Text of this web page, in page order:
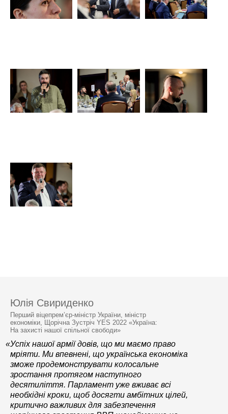
Юлія Свириденко
Перший віцепрем’єр-міністр України, міністр
економіки, Щорічна Зустріч YES 2022 «Україна:
На захисті нашої спільної свободи»
«Успіх нашої армії довів, що ми маємо право
мріяти. Ми впевнені, що українська економіка
зможе продемонструвати колосальне
зростання протягом наступного
десятиліття. Парламент уже вживає всі
необхідні кроки, щоб досягти амбітних цілей,
критично важливих для забезпечення